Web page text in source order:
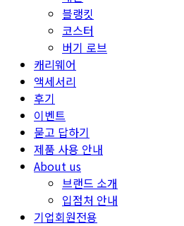
블랭킷
코스터
버기 로브
캐리웨어
액세서리
후기
이벤트
묻고 답하기
제품 사용 안내
About us
브랜드 소개
입점처 안내
기업회원전용